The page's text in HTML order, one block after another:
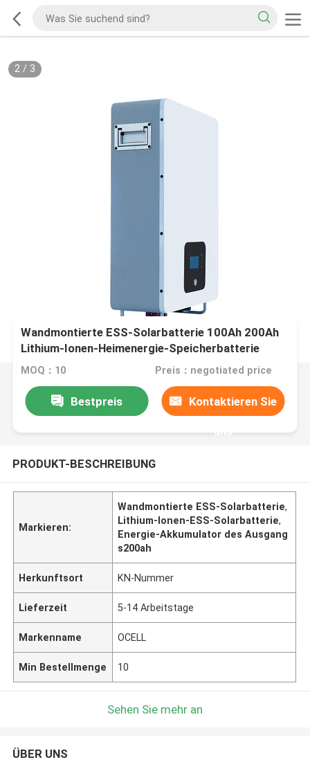
2/ 3
Wandmontierte ESS-Solarbatterie 100Ah 200Ah
Lithium-Ionen-Heimenergie-Speicherbatterie
MOQ：10 Preis：negotiated price
Bestpreis Kontaktieren Sie
uns
PRODUKT-BESCHREIBUNG
Markieren:
Wandmontierte ESS-Solarbatterie,
Lithium-Ionen-ESS-Solarbatterie,
Energie-Akkumulator des Ausgang
s200ah
Herkunftsort KN-Nummer
Lieferzeit 5-14 Arbeitstage
Markenname OCELL
Min Bestellmenge 10
Sehen Sie mehr an
ÜBER UNS